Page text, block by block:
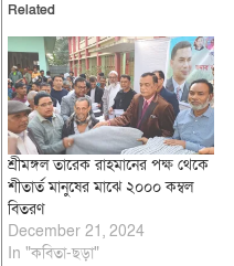
Related
শ্রীমঙ্গল তারেক রাহমানের পক্ষ থেকে
শীতার্ত মানুষের মাঝে ২০০০ কম্বল
বিতরণ
December 21, 2024
In "কবিতা-ছড়া"